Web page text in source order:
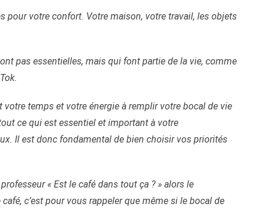
votre confort. Votre maison, votre travail, les objets
pas essentielles, mais qui font partie de la vie, comme
temps et votre énergie à remplir votre bocal de vie
ce qui est essentiel et important à votre
Il est donc fondamental de bien choisir vos priorités
« Est le café dans tout ça ? » alors le
c’est pour vous rappeler que même si le bocal de